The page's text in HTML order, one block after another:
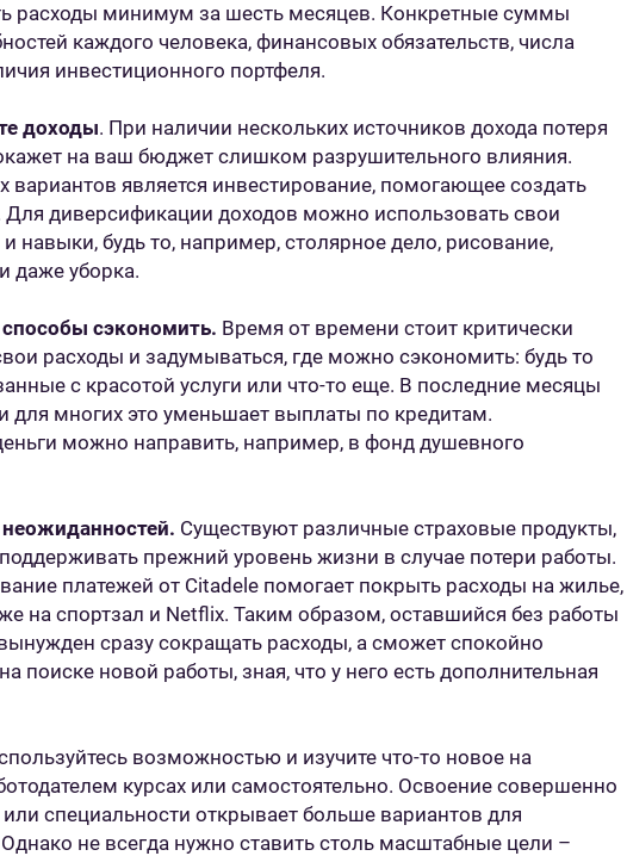
расходы минимум за шесть месяцев. Конкретные суммы
каждого человека, финансовых обязательств, числа
инвестиционного портфеля.
доходы. При наличии нескольких источников дохода потеря
на ваш бюджет слишком разрушительного влияния.
является инвестирование, помогающее создать
Для диверсификации доходов можно использовать свои
навыки, будь то, например, столярное дело, рисование,
даже уборка.
сэкономить. Время от времени стоит критически
расходы и задумываться, где можно сэкономить: будь то
с красотой услуги или что-то еще. В последние месяцы
для многих это уменьшает выплаты по кредитам.
можно направить, например, в фонд душевного
неожиданностей. Существуют различные страховые продукты,
прежний уровень жизни в случае потери работы.
платежей от Citadele помогает покрыть расходы на жилье,
на спортзал и Netflix. Таким образом, оставшийся без работы
сразу сокращать расходы, а сможет спокойно
поиске новой работы, зная, что у него есть дополнительная
возможностью и изучите что-то новое на
курсах или самостоятельно. Освоение совершенно
специальности открывает больше вариантов для
Однако не всегда нужно ставить столь масштабные цели –